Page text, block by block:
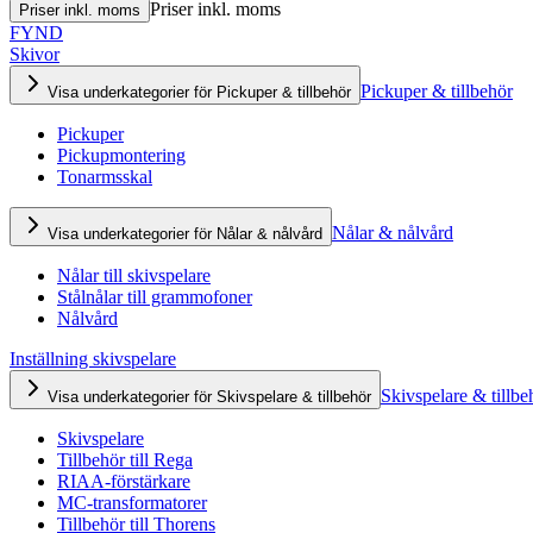
Priser inkl. moms Priser inkl. moms
FYND
Skivor
Visa underkategorier för Pickuper & tillbehör Pickuper & tillbehör
Pickuper
Pickupmontering
Tonarmsskal
Visa underkategorier för Nålar & nålvård Nålar & nålvård
Nålar till skivspelare
Stålnålar till grammofoner
Nålvård
Inställning skivspelare
Visa underkategorier för Skivspelare & tillbehör Skivspelare &
Skivspelare
Tillbehör till Rega
RIAA-förstärkare
MC-transformatorer
Tillbehör till Thorens